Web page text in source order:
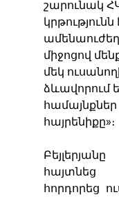
շարունակ
ամենաուժեղ
միջոցով
մեկ
ձևավորում
համայնքներ
հայրենիքը»։
հայտնեց
հորդորեց